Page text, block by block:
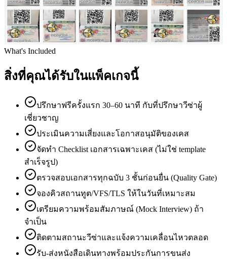
What's Included
สิ่งที่คุณได้รับในแพ็คเกจนี้
ปรึกษาฟรีครั้งแรก 30–60 นาที กับที่ปรึกษาวีซ่าผู้
เชี่ยวชาญ
ประเมินความเสี่ยงและโอกาสอนุมัติของเคส
จัดทำ Checklist เอกสารเฉพาะเคส (ไม่ใช่ template
สำเร็จรูป)
ตรวจสอบเอกสารทุกฉบับ 3 ชั้นก่อนยื่น (Quality Gate)
จองคิวสถานทูต/VFS/TLS ให้ในวันที่เหมาะสม
เตรียมความพร้อมสัมภาษณ์ (Mock Interview) ถ้า
จำเป็น
ติดตามสถานะวีซ่าและแจ้งความเคลื่อนไหวตลอด
รับ-ส่งหนังสือเดินทางพร้อมประกันการขนส่ง